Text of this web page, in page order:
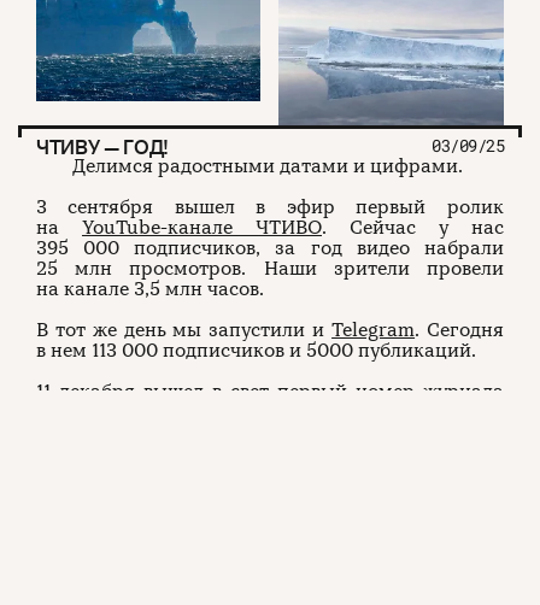
ЧТИВУ — ГОД! 03/09/25
Делимся радостными датами и цифрами.
3 сентября вышел в эфир первый ролик
на YouTube-канале ЧТИВО. Сейчас у нас
395 000 подписчиков, за год видео набрали
25 млн просмотров. Наши зрители провели
на канале 3,5 млн часов.
В тот же день мы запустили иTelegram. Сегодня
в нем 113 000 подписчиков и 5000 публикаций.
11 декабря вышел в свет первый номер журнала
Подписаться на журнал
Пользовательское соглашение
Политика конфиденциальности
16+
(c) ЧТИВО 2026. Все права защищены
Разработка:Astroshock